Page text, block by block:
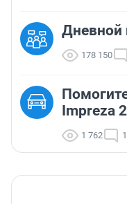
Дневной
178 150
Impreza
1 762